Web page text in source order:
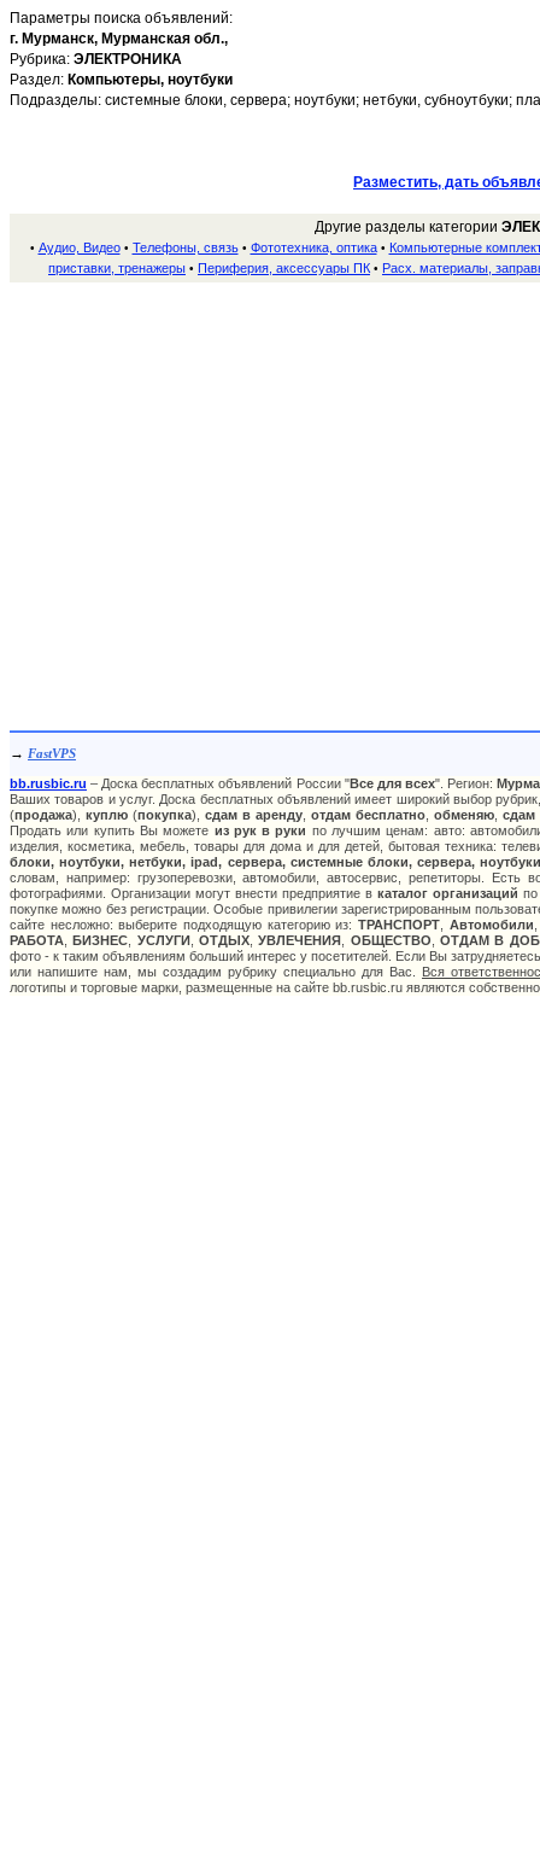
Параметры поиска объявлений:
г. Мурманск, Мурманская обл.,
Рубрика: ЭЛЕКТРОНИКА
Раздел: Компьютеры, ноутбуки
Подразделы: системные блоки, сервера; ноутбуки; нетбуки, субноутбуки;
Разместить, дать
Другие разделы категории
• Аудио, Видео• Телефоны, связь• Фототехника, оптика• Компьютерные
приставки, тренажеры • Периферия, аксессуары ПК • Расх. материалы,
→ FastVPS
bb.rusbic.ru – Доска бесплатных объявлений России "Все для всех". Регион:
Ваших товаров и услуг. Доска бесплатных объявлений имеет широкий выбор
(продажа), куплю (покупка), сдам в аренду отдам бесплатно обменяю сдам
Продать или купить Вы можете из рук в руки по лучшим ценам: авто:
изделия, косметика, мебель, товары для дома и для детей, бытовая техника:
блоки, ноутбуки, нетбуки, ipad, сервера, системные блоки, сервера,
словам, например: грузоперевозки, автомобили, автосервис, репетиторы.
фотографиями. Организации могут внести предприятие в каталог организаций по
покупке можно без регистрации. Особые привилегии зарегистрированным
сайте несложно: выберите подходящую категорию из:ТРАНСПОРТ Автомобили
РАБОТА ,БИЗНЕС УСЛУГИ,ОТДЫХ ,УВЛЕЧЕНИЯ ОБЩЕСТВО ,ОТДАМ В
фото - к таким объявлениям больший интерес у посетителей. Если Вы
или напишите нам, мы создадим рубрику специально для Вас. Вся
логотипы и торговые марки, размещенные на сайте bb.rusbic.ru являются